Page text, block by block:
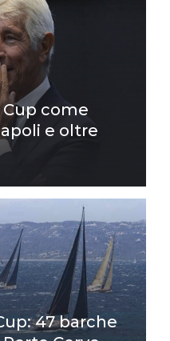
Cup come
e oltre
47 barche